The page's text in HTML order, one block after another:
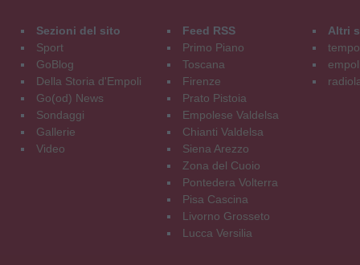
Sezioni del sito
Sport
GoBlog
Della Storia d'Empoli
Go(od) News
Sondaggi
Gallerie
Video
Feed RSS
Primo Piano
Toscana
Firenze
Prato Pistoia
Empolese Valdelsa
Chianti Valdelsa
Siena Arezzo
Zona del Cuoio
Pontedera Volterra
Pisa Cascina
Livorno Grosseto
Lucca Versilia
Altri